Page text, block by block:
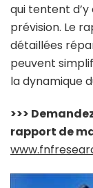
qui tentent
prévision. Le
détaillées
peuvent
la dynamique
>>>
rapport de